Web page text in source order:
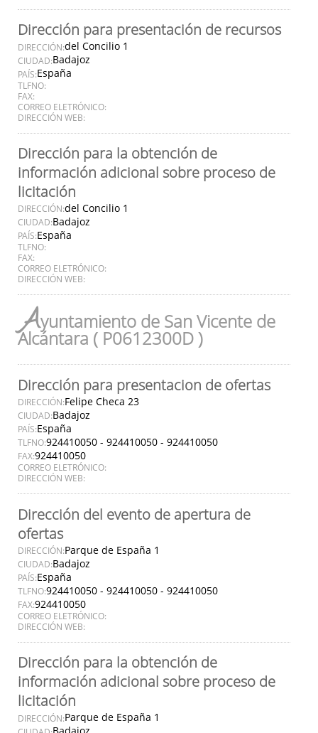
Dirección para presentación de recursos
DIRECCIÓN:del Concilio 1
CIUDAD:Badajoz
PAÍS:España
TLFNO:
FAX:
CORREO ELETRÓNICO:
DIRECCIÓN WEB:
Dirección para la obtención de
información adicional sobre proceso de
licitación
DIRECCIÓN:del Concilio 1
CIUDAD:Badajoz
PAÍS:España
TLFNO:
FAX:
CORREO ELETRÓNICO:
DIRECCIÓN WEB:
Ayuntamiento de San Vicente de
Alcántara ( P0612300D )
Dirección para presentacion de ofertas
DIRECCIÓN:Felipe Checa 23
CIUDAD:Badajoz
PAÍS:España
TLFNO:924410050 - 924410050 - 924410050
FAX:924410050
CORREO ELETRÓNICO:
DIRECCIÓN WEB:
Dirección del evento de apertura de
ofertas
DIRECCIÓN:Parque de España 1
CIUDAD:Badajoz
PAÍS:España
TLFNO:924410050 - 924410050 - 924410050
FAX:924410050
CORREO ELETRÓNICO:
DIRECCIÓN WEB:
Dirección para la obtención de
información adicional sobre proceso de
licitación
DIRECCIÓN:Parque de España 1